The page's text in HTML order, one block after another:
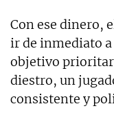
Con ese dinero,
ir de inmediato a
objetivo
diestro, un
consistente y